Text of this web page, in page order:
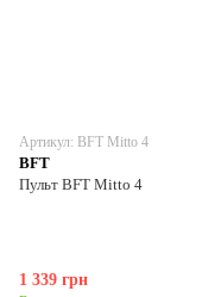
Артикул: BFT Mitto 4
BFT
Пульт BFT Mitto 4
1 339 грн